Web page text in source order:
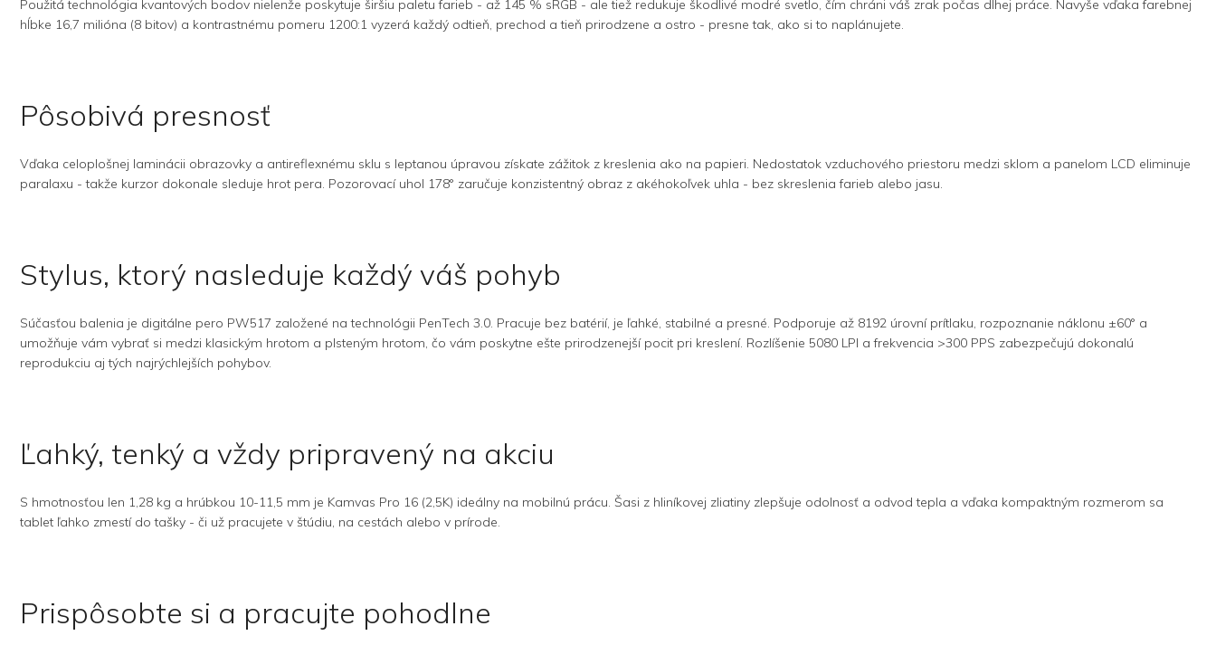
Použitá technológia kvantových bodov nielenže poskytuje širšiu paletu farieb - až 145 % sRGB - ale tiež redukuje škodlivé modré svetlo, čím chráni váš zrak počas dlhej práce. Navyše vďaka farebnej
hĺbke 16,7 milióna (8 bitov) a kontrastnému pomeru 1200:1 vyzerá každý odtieň, prechod a tieň prirodzene a ostro - presne tak, ako si to naplánujete.
Pôsobivá presnosť
Vďaka celoplošnej laminácii obrazovky a antireflexnému sklu s leptanou úpravou získate zážitok z kreslenia ako na papieri. Nedostatok vzduchového priestoru medzi sklom a panelom LCD eliminuje
paralaxu - takže kurzor dokonale sleduje hrot pera. Pozorovací uhol 178° zaručuje konzistentný obraz z akéhokoľvek uhla - bez skreslenia farieb alebo jasu.
Stylus, ktorý nasleduje každý váš pohyb
Súčasťou balenia je digitálne pero PW517 založené na technológii PenTech 3.0. Pracuje bez batérií, je ľahké, stabilné a presné. Podporuje až 8192 úrovní prítlaku, rozpoznanie náklonu ±60° a
umožňuje vám vybrať si medzi klasickým hrotom a plsteným hrotom, čo vám poskytne ešte prirodzenejší pocit pri kreslení. Rozlíšenie 5080 LPI a frekvencia >300 PPS zabezpečujú dokonalú
reprodukciu aj tých najrýchlejších pohybov.
Ľahký, tenký a vždy pripravený na akciu
S hmotnosťou len 1,28 kg a hrúbkou 10-11,5 mm je Kamvas Pro 16 (2,5K) ideálny na mobilnú prácu. Šasi z hliníkovej zliatiny zlepšuje odolnosť a odvod tepla a vďaka kompaktným rozmerom sa
tablet ľahko zmestí do tašky - či už pracujete v štúdiu, na cestách alebo v prírode.
Prispôsobte si a pracujte pohodlne